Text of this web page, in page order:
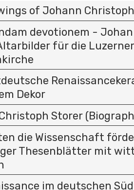
of Johann
devotionem -
für die Luzerner
Dekor
Storer
die Wissenschaft
Thesenblätter mit
im deutschen